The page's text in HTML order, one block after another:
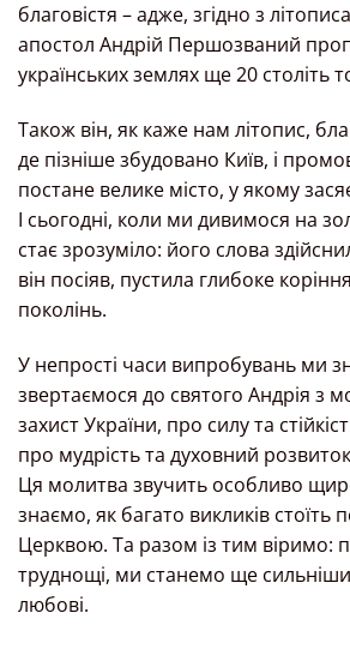
благовістя – адже, згідно з
апостол Андрій Першозваний
українських землях ще 20 століть
Також він, як каже нам літопис,
де пізніше збудовано Київ, і
постане велике місто, у якому
І сьогодні, коли ми дивимося на
стає зрозуміло: його слова
він посіяв, пустила глибоке
поколінь.
У непрості часи випробувань ми
звертаємося до святого Андрія з
захист України, про силу та
про мудрість та духовний
Ця молитва звучить особливо
знаємо, як багато викликів стоїть
Церквою. Та разом із тим віримо:
труднощі, ми станемо ще
любові.